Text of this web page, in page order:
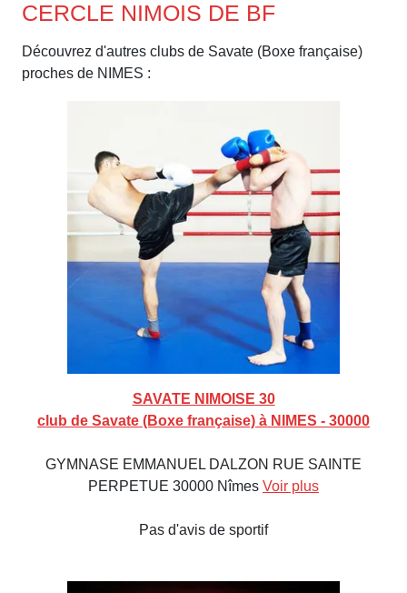
CERCLE NIMOIS DE BF
Découvrez d'autres clubs de Savate (Boxe française)
proches de NIMES :
SAVATE NIMOISE 30
club de Savate (Boxe française) à NIMES - 30000
GYMNASE EMMANUEL DALZON RUE SAINTE
PERPETUE 30000 Nîmes Voir plus
Pas d'avis de sportif